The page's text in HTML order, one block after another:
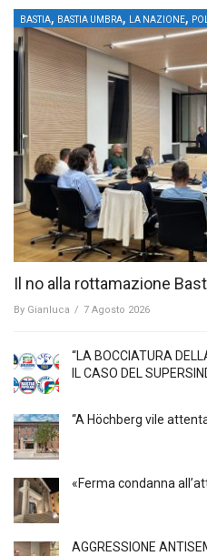
BASTIA, BASTIA UMBRA, LA NAZIONE,
Il no alla rottamazione
By Gianluca / 7 Agosto 2026
“LA BOCCIATURA
IL CASO DEL
“A Höchberg vile
«Ferma condanna
AGGRESSIONE